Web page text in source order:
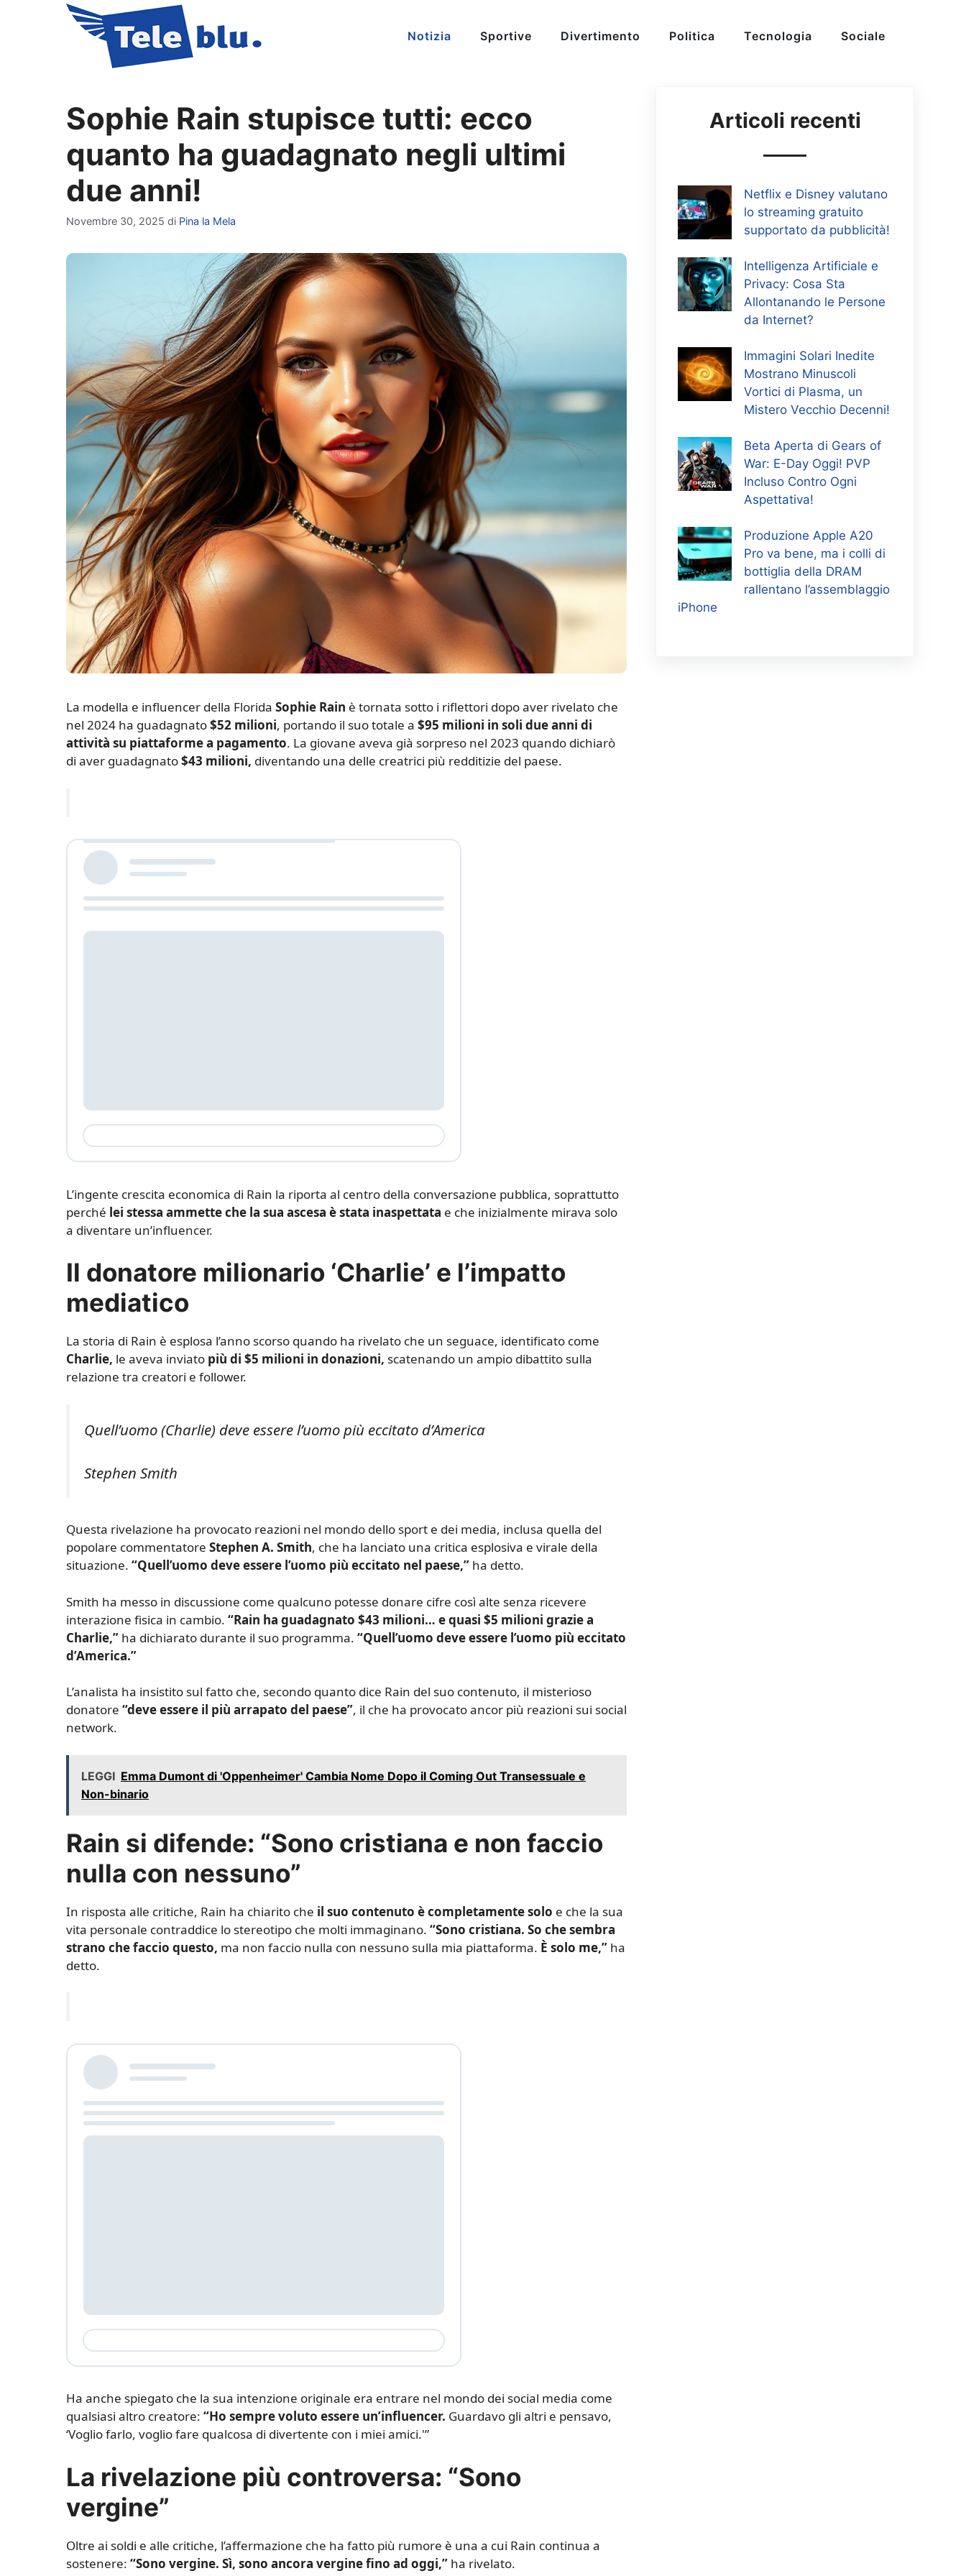
Notizia Sportive Divertimento Politica Tecnologia Sociale
Sophie Rain stupisce tutti: ecco
quanto ha guadagnato negli ultimi
due anni!
Novembre 30, 2025 di Pina la Mela
La modella e influencer della Florida Sophie Rain è tornata sotto i riflettori dopo aver rivelato che
nel 2024 ha guadagnato$52 milioni, portando il suo totale a $95 milioni in soli due anni di
attività su piattaforme a pagamento. La giovane aveva già sorpreso nel 2023 quando dichiarò
di aver guadagnato$43 milioni, diventando una delle creatrici più redditizie del paese.
L’ingente crescita economica di Rain la riporta al centro della conversazione pubblica, soprattutto
perché lei stessa ammette che la sua ascesa è stata inaspettata e che inizialmente mirava solo
a diventare un’influencer.
Il donatore milionario ‘Charlie’ e l’impatto
mediatico
La storia di Rain è esplosa l’anno scorso quando ha rivelato che un seguace, identificato come
Charlie, le aveva inviato più di $5 milioni in donazioni, scatenando un ampio dibattito sulla
relazione tra creatori e follower.
Quell’uomo (Charlie) deve essere l’uomo più eccitato d’America
Stephen Smith
Questa rivelazione ha provocato reazioni nel mondo dello sport e dei media, inclusa quella del
popolare commentatore Stephen A. Smith, che ha lanciato una critica esplosiva e virale della
situazione. “Quell’uomo deve essere l’uomo più eccitato nel paese,” ha detto.
Smith ha messo in discussione come qualcuno potesse donare cifre così alte senza ricevere
interazione fisica in cambio. “Rain ha guadagnato $43 milioni… e quasi $5 milioni grazie a
Charlie,” ha dichiarato durante il suo programma. “Quell’uomo deve essere l’uomo più eccitato
d’America.”
L’analista ha insistito sul fatto che, secondo quanto dice Rain del suo contenuto, il misterioso
donatore “deve essere il più arrapato del paese”, il che ha provocato ancor più reazioni sui social
network.
LEGGI Emma Dumont di 'Oppenheimer' Cambia Nome Dopo il Coming Out Transessuale e
Non-binario
Rain si difende: “Sono cristiana e non faccio
nulla con nessuno”
In risposta alle critiche, Rain ha chiarito che il suo contenuto è completamente solo e che la sua
vita personale contraddice lo stereotipo che molti immaginano. “Sono cristiana. So che sembra
strano che faccio questo, ma non faccio nulla con nessuno sulla mia piattaforma. È solo me,” ha
detto.
Ha anche spiegato che la sua intenzione originale era entrare nel mondo dei social media come
qualsiasi altro creatore: “Ho sempre voluto essere un’influencer. Guardavo gli altri e pensavo,
‘Voglio farlo, voglio fare qualcosa di divertente con i miei amici.'”
La rivelazione più controversa: “Sono
vergine”
Oltre ai soldi e alle critiche, l’affermazione che ha fatto più rumore è una a cui Rain continua a
sostenere: “Sono vergine. Sì, sono ancora vergine fino ad oggi,” ha rivelato.
Articoli recenti
Netflix e Disney valutano
lo streaming gratuito
supportato da pubblicità!
Intelligenza Artificiale e
Privacy: Cosa Sta
Allontanando le Persone
da Internet?
Immagini Solari Inedite
Mostrano Minuscoli
Vortici di Plasma, un
Mistero Vecchio Decenni!
Beta Aperta di Gears of
War: E-Day Oggi! PVP
Incluso Contro Ogni
Aspettativa!
Produzione Apple A20
Pro va bene, ma i colli di
bottiglia della DRAM
rallentano l’assemblaggio
iPhone